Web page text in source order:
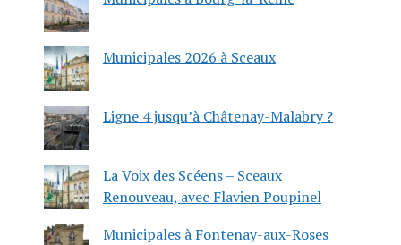
Municipales 2026 à Sceaux
Ligne 4 jusqu’à Châtenay-Malabry ?
La Voix des Scéens – Sceaux
Renouveau, avec Flavien Poupinel
Municipales à Fontenay-aux-Roses